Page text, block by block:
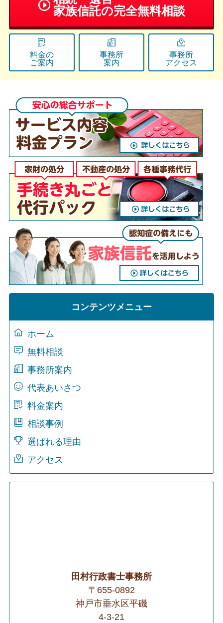
家族信託の完全無料相談
料金の
ご案内
事務所
案内
事務所
アクセス
コンテンツメニュー
ホーム
無料相談
事務所案内
代表あいさつ
料金案内
相談事例
選ばれる理由
アクセス
田村行政書士事務所
〒655-0892
神戸市垂水区平磯
4-3-21